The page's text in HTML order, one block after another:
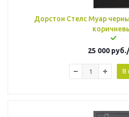
Дорстон Стелс Муар
25 000 руб.
В